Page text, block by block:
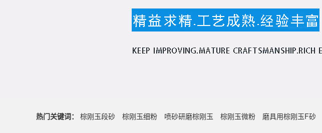
热门关键词： 棕刚玉段砂 棕刚玉细粉 喷砂研磨棕刚玉 棕刚玉微粉 磨具用棕刚玉F砂